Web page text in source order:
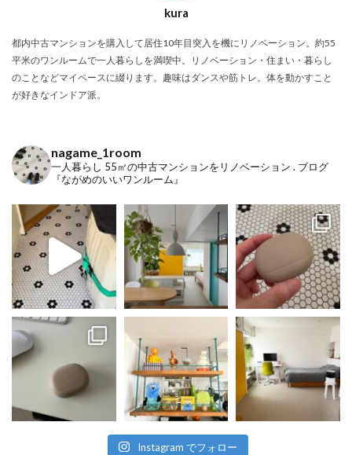
kura
都内中古マンションを購入して居住10年目突入を機にリノベーション。約55
平米のワンルームで一人暮らしを満喫中。リノベーション・住まい・暮らし
のことなどマイペースに綴ります。趣味はダンスや筋トレ。体を動かすこと
が好きなインドア派。
nagame_1room
一人暮らし 55㎡の中古マンションをリノベーション . ブログ
『ながめのいいワンルーム』
Instagram でフォロー